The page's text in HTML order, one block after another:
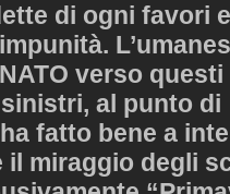
di ogni favori
verso
al punto
fatto bene a
il miraggio degli